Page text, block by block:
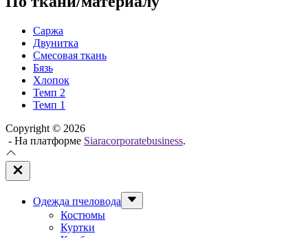
Саржа
Двунитка
Смесовая ткань
Бязь
Хлопок
Темп 2
Темп 1
Copyright © 2026
- На платформе Siaracorporatebusiness.
Закрыть
вне
Одежда пчеловода
Показывать
подменю
Костюмы
Куртки